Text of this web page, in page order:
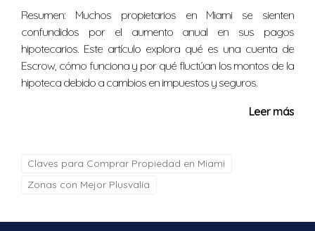
Resumen: Muchos propietarios en Miami se sienten
confundidos por el aumento anual en sus pagos
hipotecarios. Este artículo explora qué es una cuenta de
Escrow, cómo funciona y por qué fluctúan los montos de la
hipoteca debido a cambios en impuestos y seguros.
Leer más
Claves para Comprar Propiedad en Miami
Zonas con Mejor Plusvalía